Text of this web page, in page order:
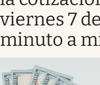
viernes 7
minuto a